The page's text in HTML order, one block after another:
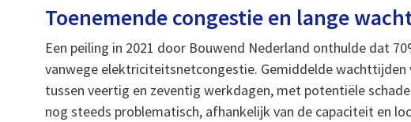
Toenemende congestie en lange
Een peiling in 2021 door Bouwend Nederland onthulde dat
vanwege elektriciteitsnetcongestie. Gemiddelde
tussen veertig en zeventig werkdagen, met potentiële
nog steeds problematisch, afhankelijk van de capaciteit en